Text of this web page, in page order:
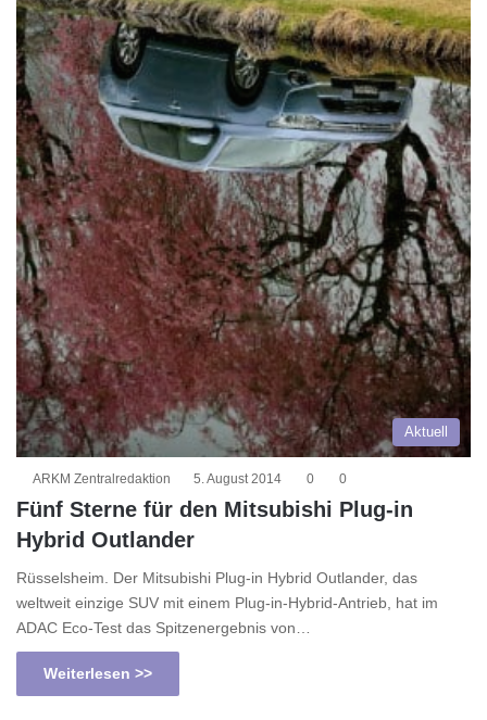
Aktuell
ARKM Zentralredaktion 5. August 2014 0 0
Fünf Sterne für den Mitsubishi Plug-in
Hybrid Outlander
Rüsselsheim. Der Mitsubishi Plug-in Hybrid Outlander, das
weltweit einzige SUV mit einem Plug-in-Hybrid-Antrieb, hat im
ADAC Eco-Test das Spitzenergebnis von…
Weiterlesen >>